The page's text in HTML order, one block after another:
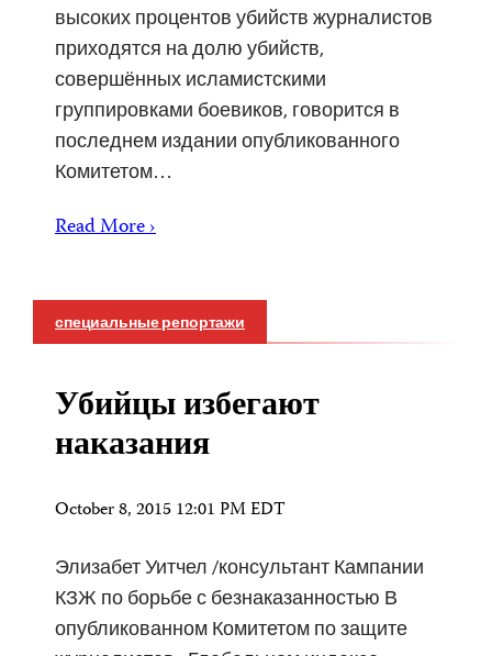
высоких процентов убийств журналистов
приходятся на долю убийств,
совершённых исламистскими
группировками боевиков, говорится в
последнем издании опубликованного
Комитетом…
Read More ›
специальные репортажи
Убийцы избегают
наказания
October 8, 2015 12:01 PM EDT
Элизабет Уитчел /консультант Кампании
КЗЖ по борьбе с безнаказанностью В
опубликованном Комитетом по защите